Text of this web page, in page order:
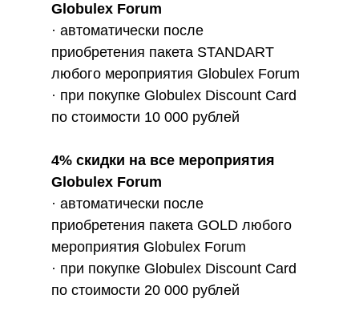
Globulex Forum
· автоматически после
приобретения пакета STANDART
любого мероприятия Globulex Forum
· при покупке Globulex Discount Card
по стоимости 10 000 рублей
4% скидки на все мероприятия
Globulex Forum
· автоматически после
приобретения пакета GOLD любого
мероприятия Globulex Forum
· при покупке Globulex Discount Card
по стоимости 20 000 рублей